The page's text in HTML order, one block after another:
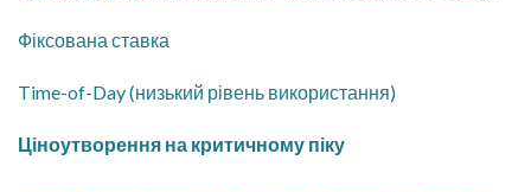
Фіксована ставка
Time-of-Day (низький рівень використання)
Ціноутворення на критичному піку